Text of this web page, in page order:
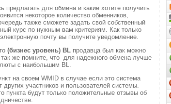
предлагать для обмена и какие хотите получить
некоторое количество обменников,
также сможете задать свой собственный
курс по нужным вам критериям. Как только
почту вы получите уведомление.
(бизнес уровень) BL продавца был как можно
же помните, что для надежного обмена лучше
с наибольшим BL.
на своем WMID в случае если это система
участников и пользователей системы.
пункта будут только положительные отзывы об